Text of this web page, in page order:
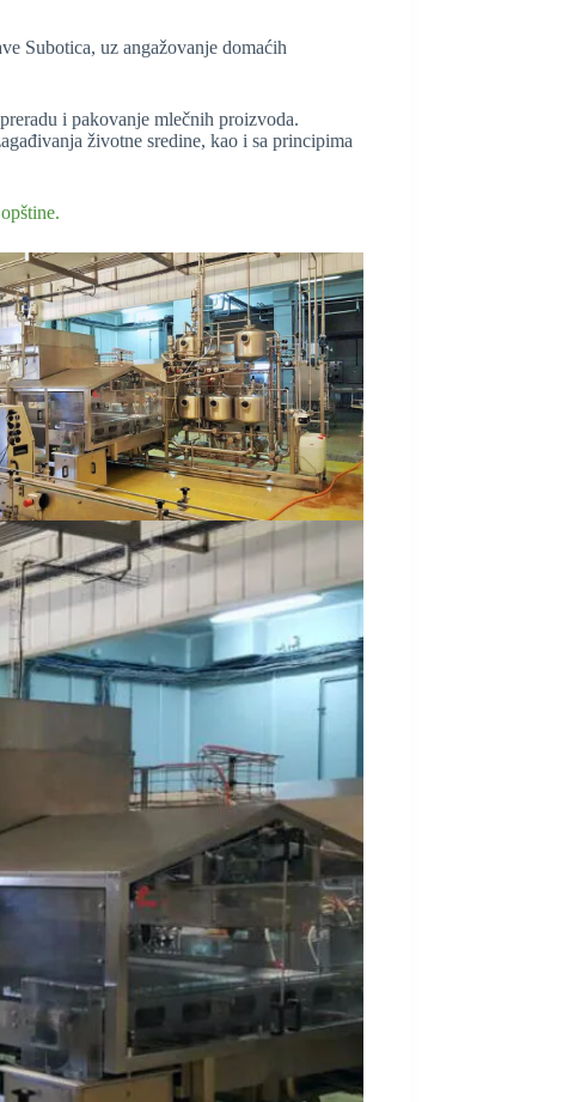
Subotica, uz angažovanje domaćih
i pakovanje mlečnih proizvoda.
životne sredine, kao i sa principima